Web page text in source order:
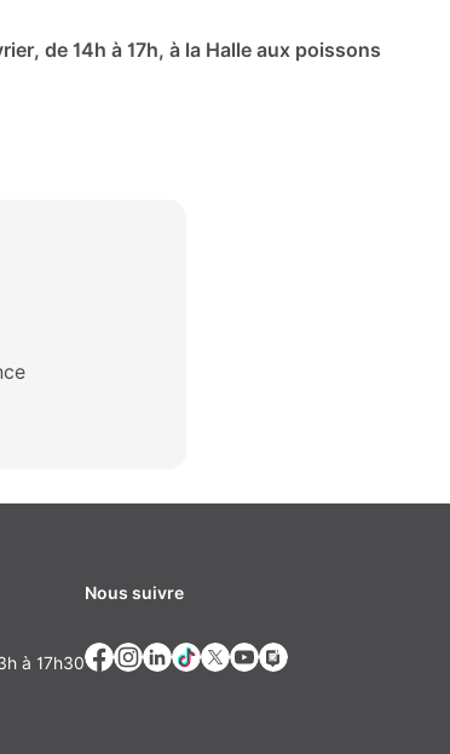
de 14h à 17h, à la Halle aux poissons
à 17h30
Nous suivre